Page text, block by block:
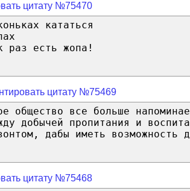
цитату №75470
кататься
раз есть жопа!
цитату №75469
общество все больше
добычей пропитания и
дабы иметь возможность
цитату №75468